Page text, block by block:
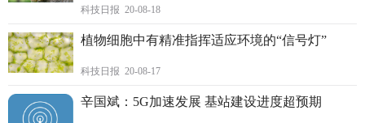
科技日报 20-08-18
植物细胞中有精准指挥适应环境的“信号灯”
科技日报 20-08-17
辛国斌：5G加速发展 基站建设进度超预期